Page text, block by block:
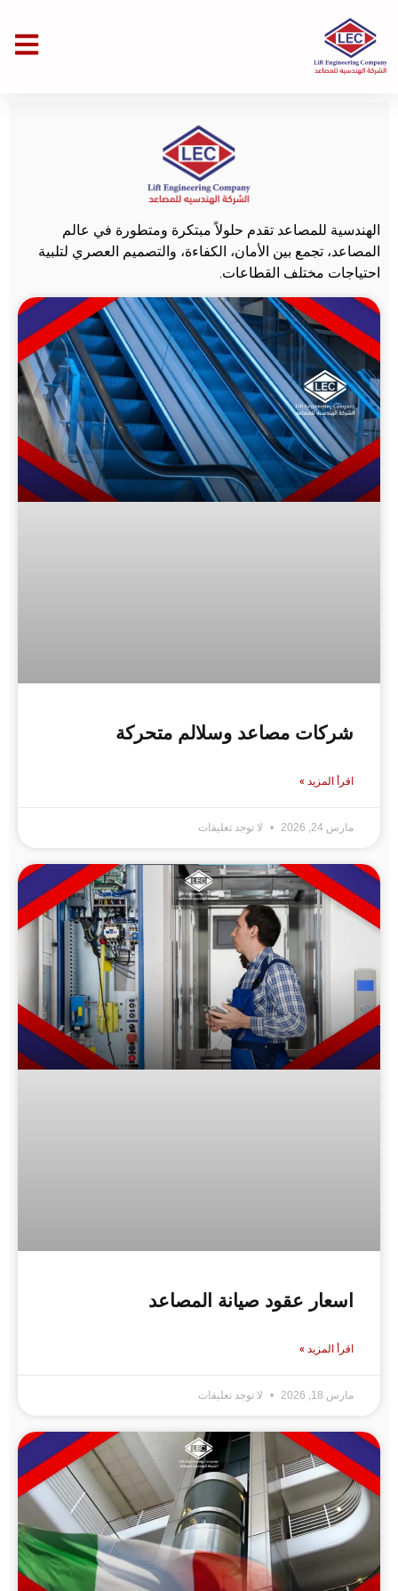
الهندسية للمصاعد تقدم حلولاً مبتكرة ومتطورة في عالم
المصاعد، تجمع بين الأمان، الكفاءة، والتصميم العصري لتلبية
احتياجات مختلف القطاعات.
شركات مصاعد وسلالم متحركة
اقرأ المزيد »
مارس 24, 2026 لا توجد تعليقات
اسعار عقود صيانة المصاعد
اقرأ المزيد »
مارس 18, 2026 لا توجد تعليقات